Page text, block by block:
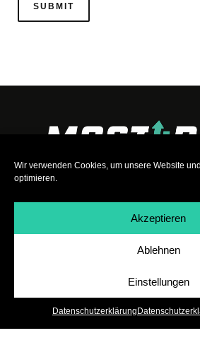
Wir verwenden Cookies, um unsere Website
optimieren.
Akzeptieren
Ablehnen
Einstellungen
Datenschutzerklärung
Datenschutz|